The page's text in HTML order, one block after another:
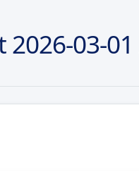
2026-03-01